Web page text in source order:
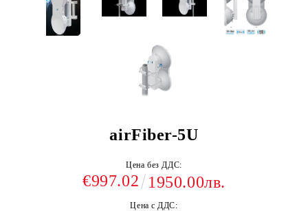
airFiber-5U
Цена без ДДС:
€997.02 1950.00лв.
Цена с ДДС: